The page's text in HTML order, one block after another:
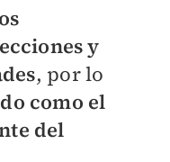
y
, por lo
como el
del